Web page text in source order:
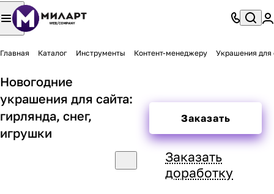
Главная Каталог Инструменты Контент-менеджеру Украшения для
Новогодние
украшения для сайта:
гирлянда, снег,
игрушки
Заказать
Заказать
доработку